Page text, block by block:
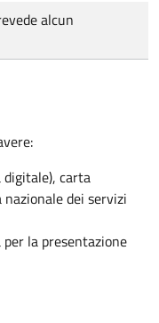
alcun
digitale), carta
dei servizi
la presentazione